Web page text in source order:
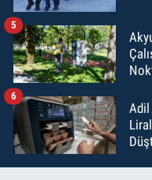
5
Adil
6